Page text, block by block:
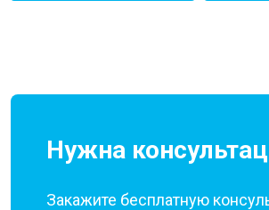
Нужна
Закажите бесплатную